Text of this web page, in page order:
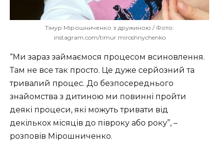
Тімур Мірошниченко з дружиною / Фото:
instagram.com/timur.miroshnychenko
“Ми зараз займаємося процесом всиновлення.
Там не все так просто. Це дуже серйозний та
тривалий процес. До безпосереднього
знайомства з дитиною ми повинні пройти
деякі процеси, які можуть тривати від
декількох місяців до півроку або року”, –
розповів Мірошниченко.